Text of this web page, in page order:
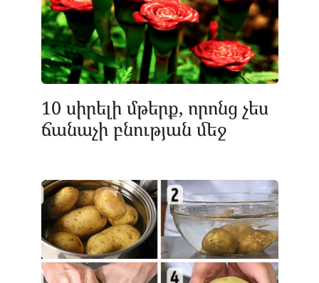
10 սիրելի մթերք, որոնց չես
ճանաչի բնության մեջ